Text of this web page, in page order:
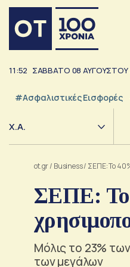
11:52 ΣΑΒΒΑΤΟ 08 ΑΥΓΟΥΣΤΟΥ
#Ασφαλιστικές Εισφορές
Χ.Α.
ot.gr/ Business/ ΣΕΠΕ: Το
ΣΕΠΕ: Το
Μόλις το 23%
των μεγάλων